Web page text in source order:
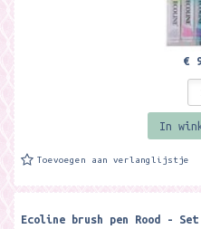
€
In
Toevoegen aan verlanglijstje
Ecoline brush pen Rood -